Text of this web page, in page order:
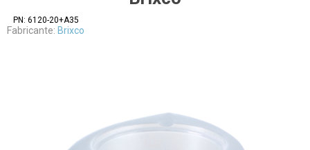
PN: 6120-20+A35
Fabricante: Brixco